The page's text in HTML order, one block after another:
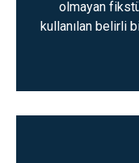
olmayan
kullanılan belirli